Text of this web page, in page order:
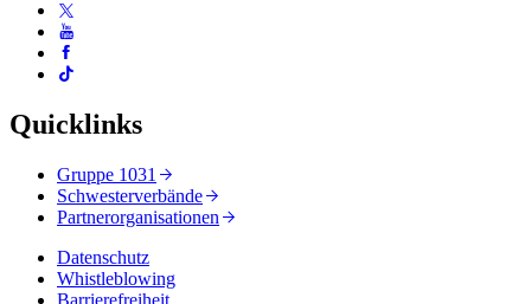
Quicklinks
Gruppe 1031
Schwesterverbände
Partnerorganisationen
Datenschutz
Whistleblowing
Barrierefreiheit